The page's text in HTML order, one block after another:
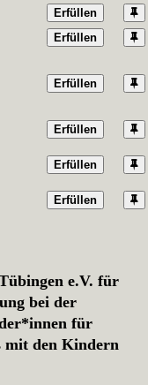
Erfüllen
Erfüllen
Erfüllen
Erfüllen
Erfüllen
Erfüllen
e.V. für
bei der
für
mit den Kindern